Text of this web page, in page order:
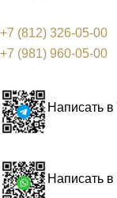
+7 (812) 326-05-00
+7 (981) 960-05-00
Написать
Написать